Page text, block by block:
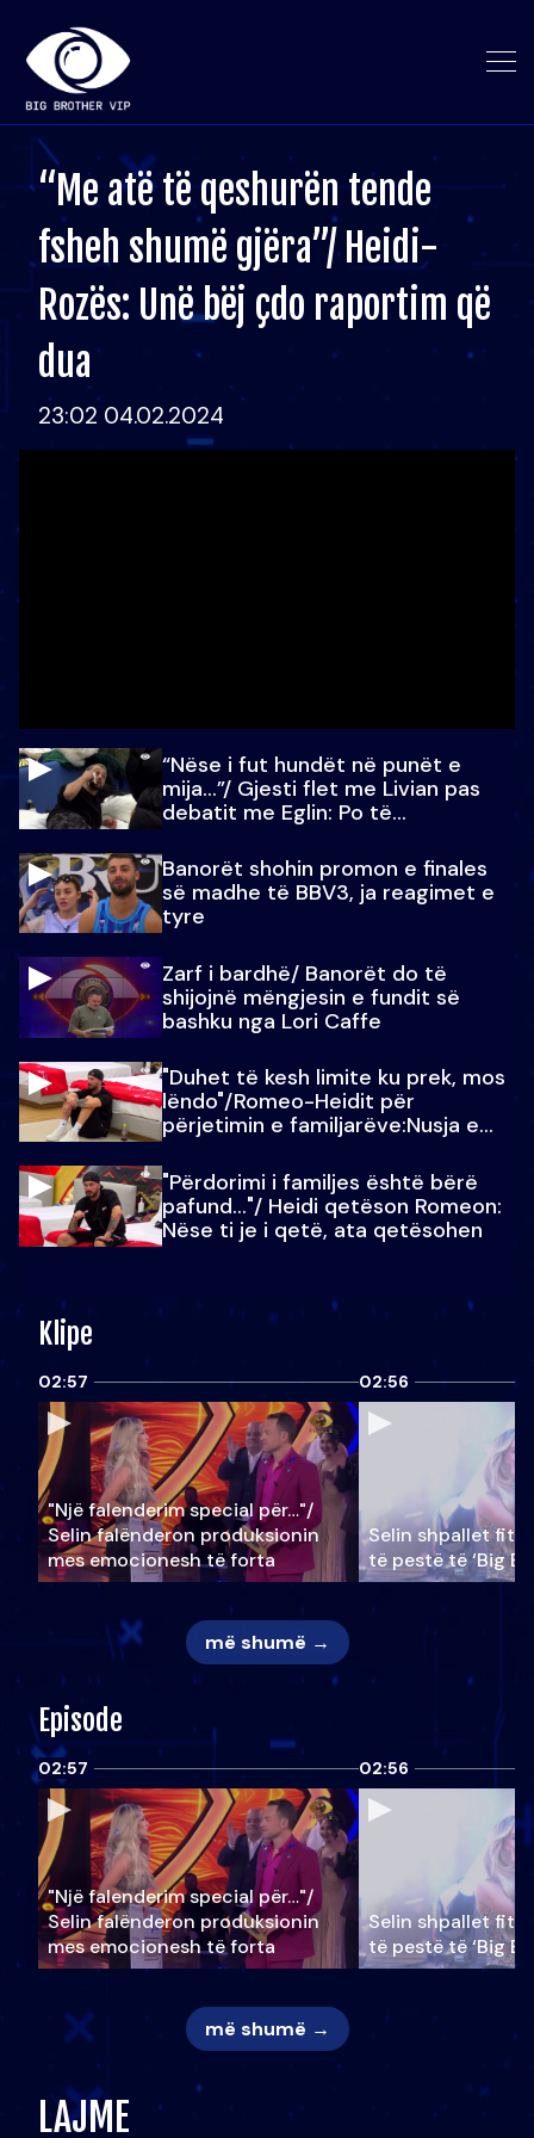
“Me atë të qeshurën tende
fsheh shumë gjëra”/ Heidi-
Rozës: Unë bëj çdo raportim që
dua
23:02 04.02.2024
“Nëse i fut hundët në punët e
mija…”/ Gjesti flet me Livian pas
debatit me Eglin: Po të
Banorët shohin promon e finales
së madhe të BBV3, ja reagimet e
tyre
Zarf i bardhë/ Banorët do të
shijojnë mëngjesin e fundit së
bashku nga Lori Caffe
"Duhet të kesh limite ku prek, mos
lëndo"/Romeo-Heidit për
përjetimin e familjarëve:Nusja e
"Përdorimi i familjes është bërë
pafund…"/ Heidi qetëson Romeon:
Nëse ti je i qetë, ata qetësohen
Klipe
02:57
"Një falenderim special për…"/
Selin falënderon produksionin
mes emocionesh të forta
02:56
Selin shpallet
të pestë të ‘Big
më shumë →
Episode
02:57
"Një falenderim special për…"/
Selin falënderon produksionin
mes emocionesh të forta
02:56
Selin shpallet
të pestë të ‘Big
më shumë →
LAJME